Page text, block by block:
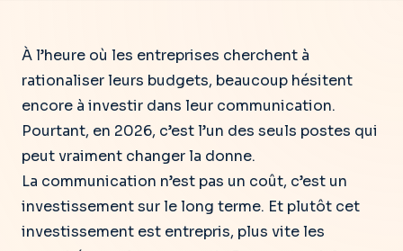
À l’heure où les entreprises cherchent à
rationaliser leurs budgets, beaucoup hésitent
encore à investir dans leur communication.
Pourtant, en 2026, c’est l’un des seuls postes qui
peut vraiment changer la donne.
La communication n’est pas un coût, c’est un
investissement sur le long terme. Et plutôt cet
investissement est entrepris, plus vite les